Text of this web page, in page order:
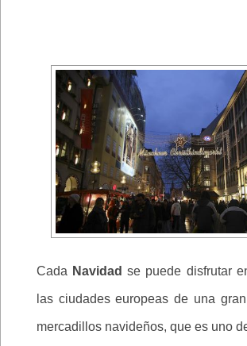
Cada Navidad se puede disfrutar
las ciudades europeas de una
mercadillos navideños, que es uno